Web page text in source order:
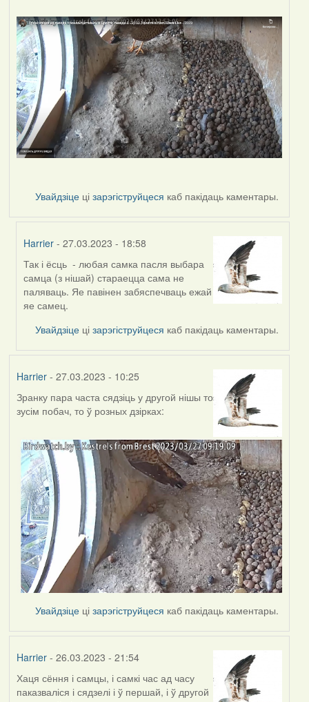
Увайдзіце цізарэгіструйцеся каб пакідаць каментары.
Harrier - 27.03.2023 - 18:58
In
reply
to
by
Estydaven
Так і ёсць - любая самка пасля выбара
самца (з нішай) стараецца сама не
паляваць. Яе павінен забяспечваць ежай
яе самец.
Увайдзіце цізарэгіструйцеся каб пакідаць каментары.
Harrier- 27.03.2023 - 10:25
Зранку пара часта сядзіць у другой нішы то
зусім побач, то ў розных дзірках:
Увайдзіце цізарэгіструйцеся каб пакідаць каментары.
Harrier- 26.03.2023 - 21:54
Хаця сёння і самцы, і самкі час ад часу
паказваліся і сядзелі і ў першай, і ў другой